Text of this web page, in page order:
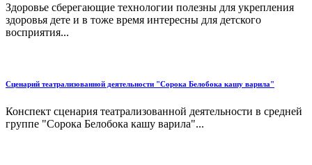
Здоровье сберегающие технологии полезны для укрепления
здоровья дете и в тоже время интересны для детского
восприятия...
Сценарий театрализованной деятельности "Сорока Белобока кашу варила"
Конспект сценария театрализованной деятельности в средней
группе "Сорока Белобока кашу варила"...